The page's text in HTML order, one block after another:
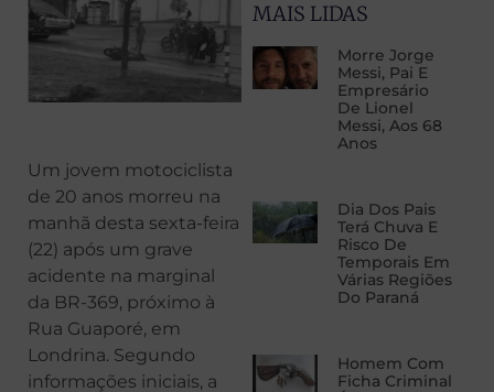
Um jovem motociclista
de 20 anos morreu na
manhã desta sexta-feira
(22) após um grave
acidente na marginal
da BR-369, próximo à
Rua Guaporé, em
Londrina. Segundo
informações iniciais, a
MAIS LIDAS
Morre Jorge
Messi, Pai E
Empresário
De Lionel
Messi, Aos 68
Anos
Dia Dos Pais
Terá Chuva E
Risco De
Temporais Em
Várias Regiões
Do Paraná
Homem Com
Ficha Criminal